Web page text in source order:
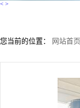
< >
您当前的位置： 网站首页